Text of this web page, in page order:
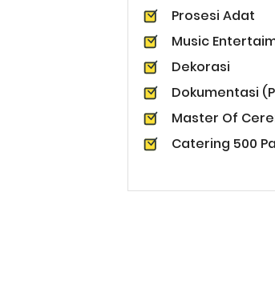
Prosesi Adat
Music
Dekorasi
Dokumentasi
Master Of
Catering 500